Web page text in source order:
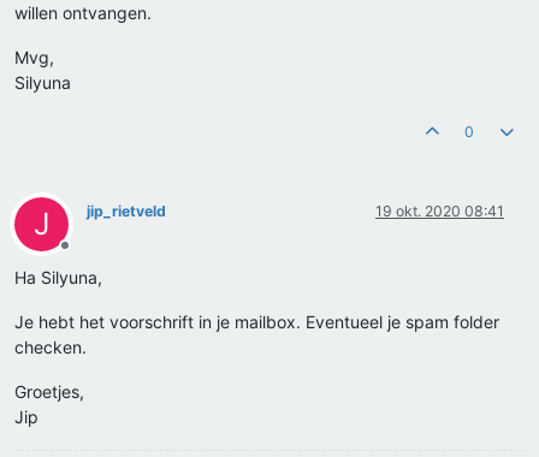
willen ontvangen.
Mvg,
Silyuna
0
J
Offline
jip_rietveld 19 okt. 2020 08:41
Ha Silyuna,
Je hebt het voorschrift in je mailbox. Eventueel je spam folder
checken.
Groetjes,
Jip